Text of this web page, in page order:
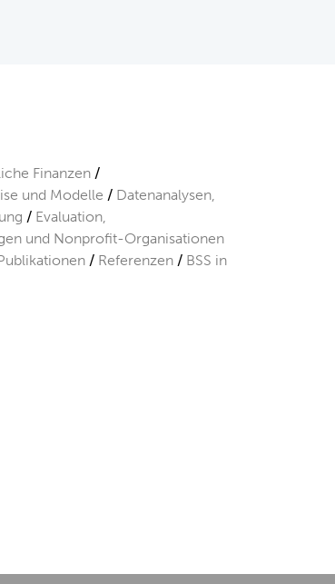
Finanzen
und Modelle
Datenanalysen,
Evaluation,
und Nonprofit-Organisationen
Referenzen
BSS in